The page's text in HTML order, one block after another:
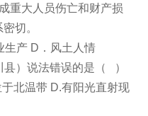
重大人员伤亡和财产损
切。
生产 D．风土人情
县）说法错误的是（ ）
北温带 D.有阳光直射现